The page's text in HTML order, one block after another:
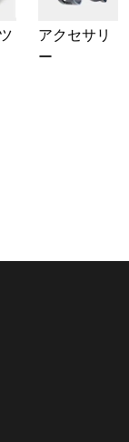
アクセサリ
ー